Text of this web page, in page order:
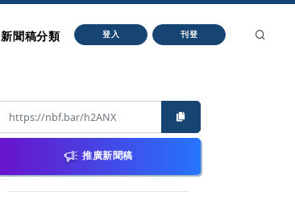
新聞稿分類 登入 刊登
推廣新聞稿